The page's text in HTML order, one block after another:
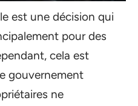
est une décision qui
pour des
cela est
gouvernement
ne